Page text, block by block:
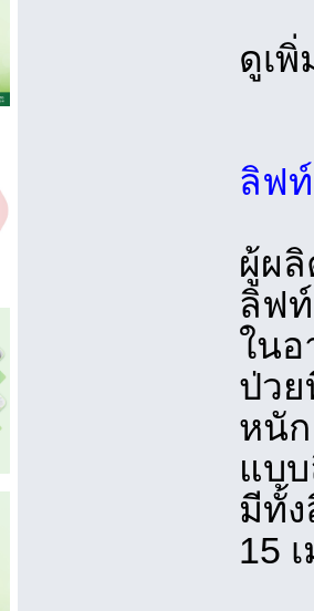
ดูเ
ลิฟ
ผู้ผ
ลิฟ
ใน
ป่ว
หนั
แบ
มีทั้
15